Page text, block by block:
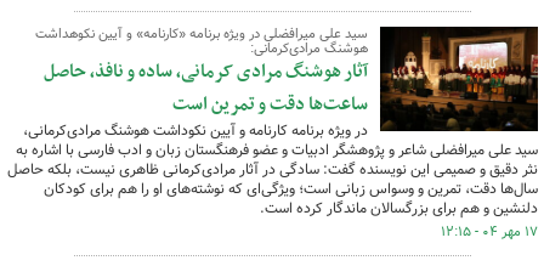
سید علی میرافضلی در ویژه برنامه «کارنامه» و آیین نکوهداشت
هوشنگ مرادی‌کرمانی:
آثار هوشنگ مرادی کرمانی، ساده و نافذ، حاصل
ساعت‌ها دقت و تمرین است
در ویژه برنامه کارنامه و آیین نکوداشت هوشنگ مرادی‌کرمانی،
سید علی میرافضلی شاعر و پژوهشگر ادبیات و عضو فرهنگستان زبان و ادب فارسی با اشاره به
نثر دقیق و صمیمی این نویسنده گفت: سادگی در آثار مرادی‌کرمانی ظاهری نیست، بلکه حاصل
سال‌ها دقت، تمرین و وسواس زبانی است؛ ویژگی‌ای که نوشته‌های او را هم برای کودکان
دلنشین و هم برای بزرگسالان ماندگار کرده است.
۱۷ مهر ۰۴ - ۱۲:۱۵